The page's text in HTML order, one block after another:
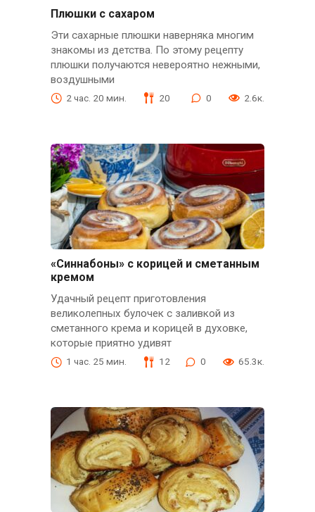
Плюшки с сахаром
Эти сахарные плюшки наверняка многим
знакомы из детства. По этому рецепту
плюшки получаются невероятно нежными,
воздушными
2 час. 20 мин. 20 0 2.6к.
«Синнабоны» с корицей и сметанным
кремом
Удачный рецепт приготовления
великолепных булочек с заливкой из
сметанного крема и корицей в духовке,
которые приятно удивят
1 час. 25 мин. 12 0 65.3к.